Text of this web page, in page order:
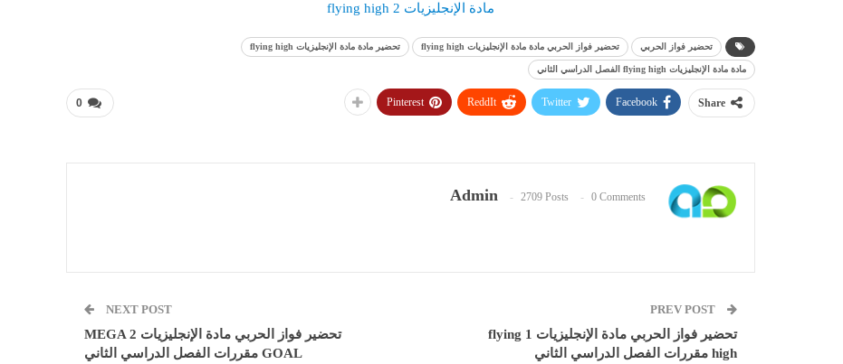
مادة الإنجليزيات flying high 2
تحضير فواز الحربي تحضير فواز الحربي مادة مادة الإنجليزيات flying high تحضير مادة مادة الإنجليزيات flying high
مادة مادة الإنجليزيات flying high الفصل الدراسي الثاني
0 Share
Facebook
Twitter
ReddIt
Pinterest
Admin 2709 Posts 0 Comments
تحضير فواز الحربي مادة الإنجليزيات 1 flying
high مقررات الفصل الدراسي الثاني
NEXT POST
تحضير فواز الحربي مادة الإنجليزيات 2 MEGA
GOAL مقررات الفصل الدراسي الثاني